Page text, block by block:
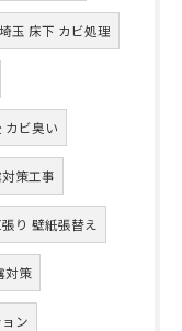
埼玉 床下 カビ処理
カビ臭い
策工事
り 壁紙張替え
対策
ン